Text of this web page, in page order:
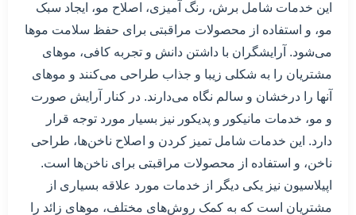
این خدمات شامل برش، رنگ آمیزی، اصلاح مو، ایجاد سبک
مو، و استفاده از محصولات مراقبتی برای حفظ سلامت موها
می‌شود. آرایشگران با داشتن دانش و تجربه کافی، موهای
مشتریان را به شکلی زیبا و جذاب طراحی می‌کنند و موهای
آنها را درخشان و سالم نگاه می‌دارند. در کنار آرایش صورت
و مو، خدمات مانیکور و پدیکور نیز بسیار مورد توجه قرار
دارد. این خدمات شامل تمیز کردن و اصلاح ناخن‌ها، طراحی
ناخن، و استفاده از محصولات مراقبتی برای ناخن‌ها است.
اپیلاسیون نیز یکی دیگر از خدمات مورد علاقه بسیاری از
مشتریان است که به کمک روش‌های مختلف، موهای زائد را